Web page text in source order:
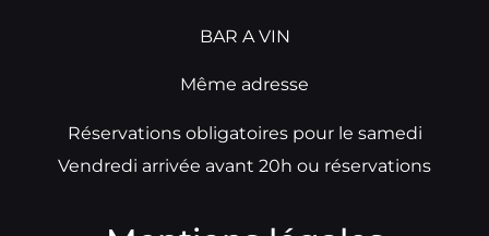
BAR A VIN
Même adresse
Réservations obligatoires pour le samedi
Vendredi arrivée avant 20h ou réservations